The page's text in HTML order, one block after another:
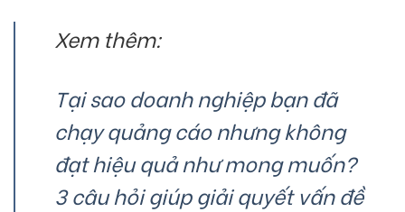
Xem thêm:
Tại sao doanh nghiệp bạn đã
chạy quảng cáo nhưng không
đạt hiệu quả như mong muốn?
3 câu hỏi giúp giải quyết vấn đề